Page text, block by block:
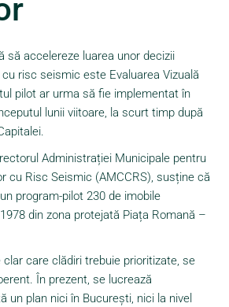
să accelereze luarea unor decizii
risc seismic este Evaluarea Vizuală
pilot ar urma să fie implementat în
lunii viitoare, la scurt timp după
Administrației Municipale pentru
cu Risc Seismic (AMCCRS), susține că
program-pilot 230 de imobile
din zona protejată Piața Romană –
clar care clădiri trebuie prioritizate, se
În prezent, se lucrează
un plan nici în București, nici la nivel